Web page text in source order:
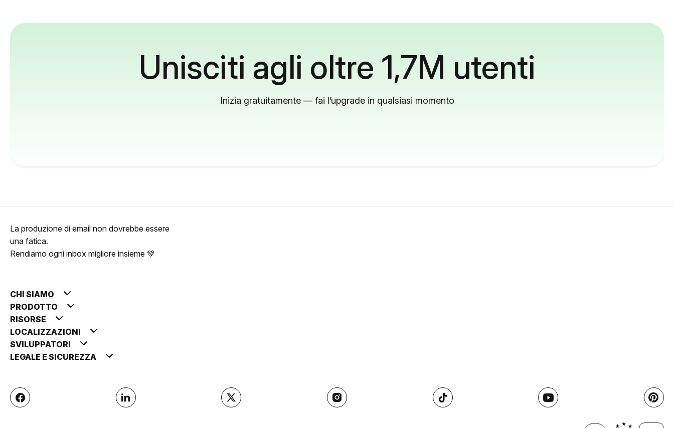
Unisciti agli oltre 1,7M utenti
Inizia gratuitamente — fai l’upgrade in qualsiasi momento
La produzione di email non dovrebbe essere
una fatica.
Rendiamo ogni inbox migliore insieme 💚
CHI SIAMO
PRODOTTO
RISORSE
LOCALIZZAZIONI
SVILUPPATORI
LEGALE E SICUREZZA